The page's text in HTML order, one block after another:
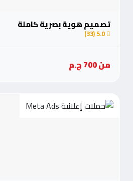
تصميم هوية بصرية كاملة
5.0 (33)
من 700 ج.م